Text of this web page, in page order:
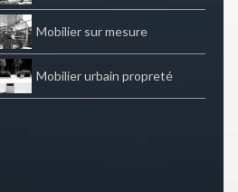
Mobilier sur mesure
Mobilier urbain propreté